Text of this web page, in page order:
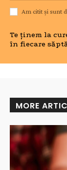
Am citit și sunt
Te ținem la
în fiecare
MORE